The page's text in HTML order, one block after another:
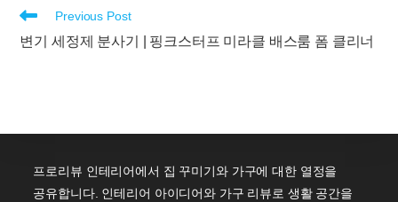
Read
articles
Previous Post
변기 세정제 분사기 | 핑크스터프 미라클 배스룸 폼 클리너
프로리뷰 인테리어에서 집 꾸미기와 가구에 대한 열정을
공유합니다. 인테리어 아이디어와 가구 리뷰로 생활 공간을